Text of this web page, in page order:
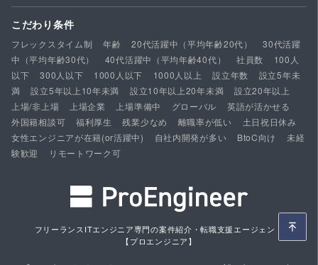
こだわり条件
フレックスタイム制 年齢 20代活躍中（平均年齢20代）
30代活躍
中（平均年齢30代）
40代活躍中（平均年齢40代） 社員数
100人
以下
300人以下 1000人以下 1000人以上 設立年数
設立5年未
満
設立5年以上10年未満 設立10年以上20年未満
設立20年以上
上場/非上場
上場企業 上場準備中 グローバル
英語が活かせる
外国籍相談可
福利厚生 残業少なめ 離職率が低い
土日祝日休み
女性エンジニアが在籍(or活躍中)
自社内開発が多い BtoC向け
未経
験歓迎
リモートワーク可
フリーランスITエンジニア専門の案件紹介・転職支援エージェント
【プロエンジニア】